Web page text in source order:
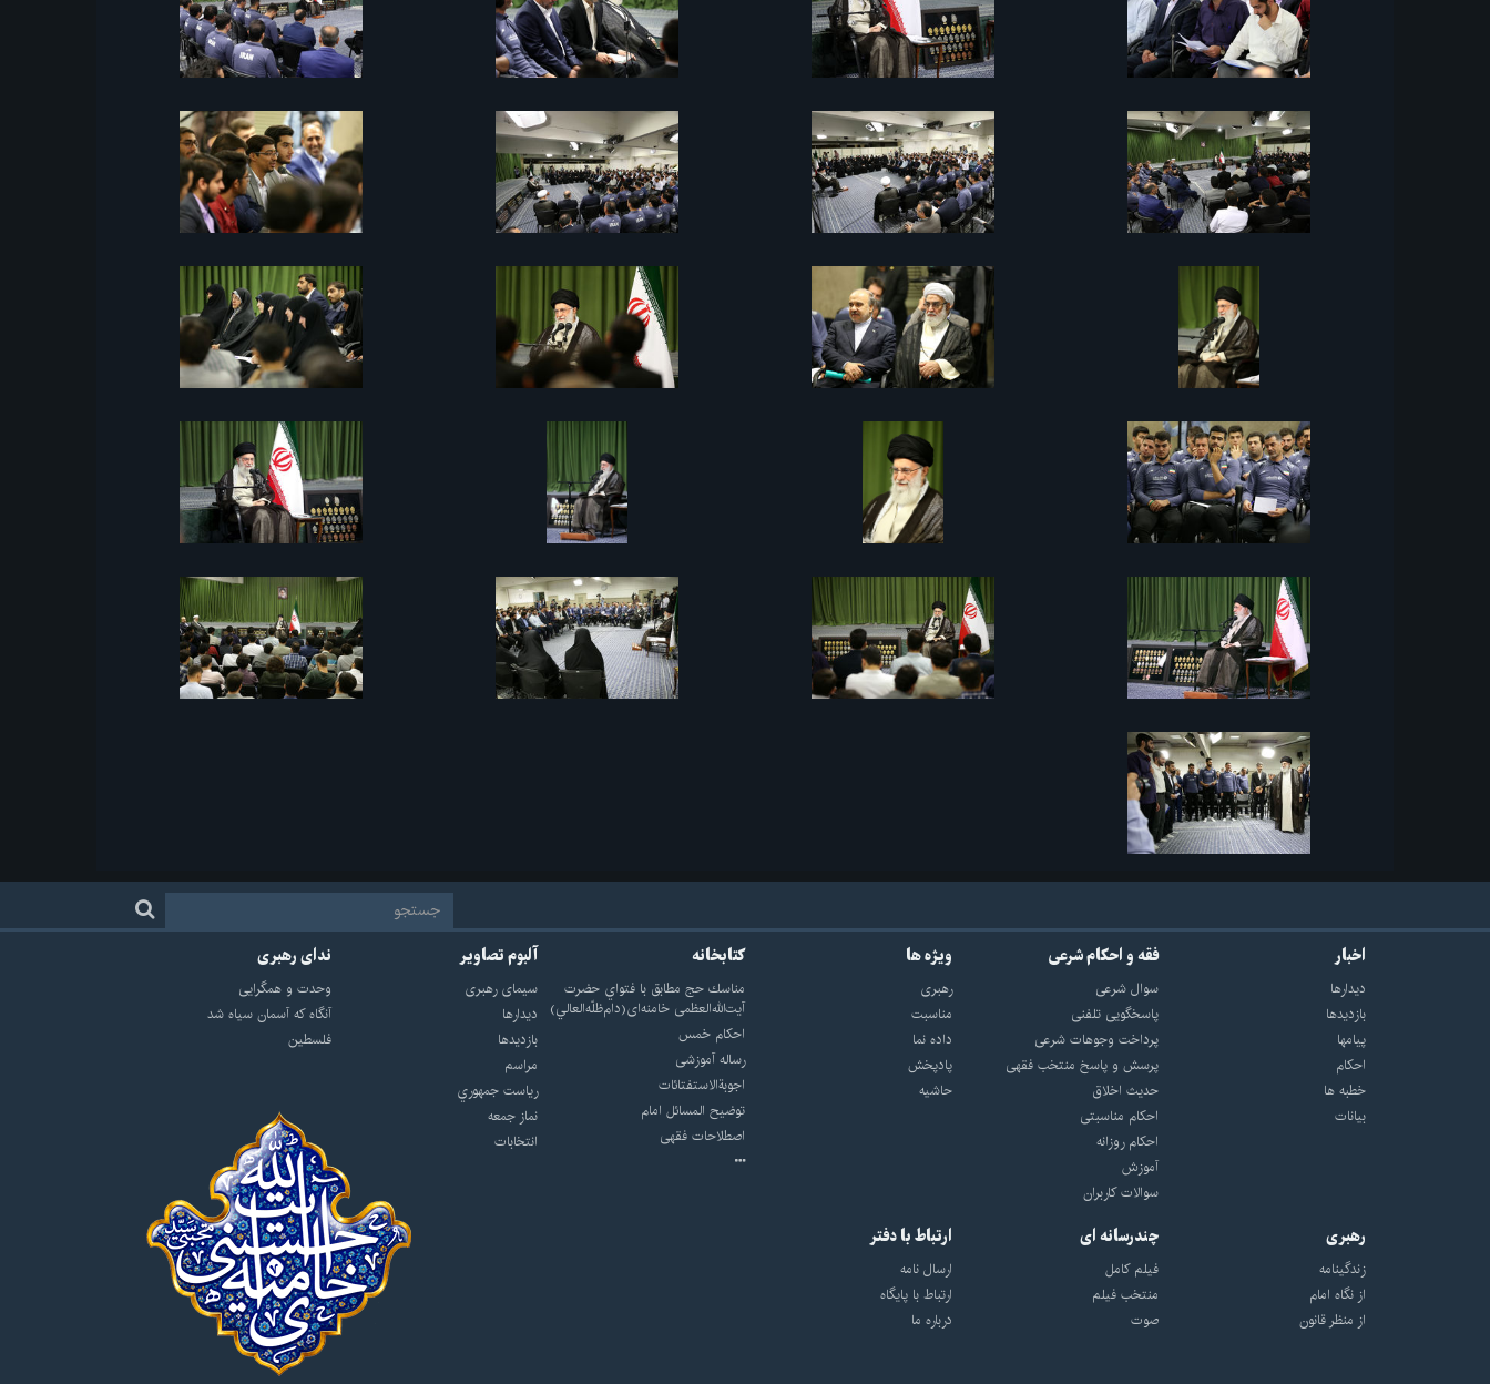
اخبار
دیدارها
بازديدها
پيامها
احكام
خطبه ها
بیانات
فقه و احکام شرعی
سوال شرعی
پاسخگویی تلفنی
پرداخت وجوهات شرعی
پرسش و پاسخ منتخب فقهی
حدیث اخلاق
احکام مناسبتی
احکام روزانه
آموزش
سوالات کاربران
ویژه ها
رهبری
مناسبت
داده نما
پادپخش
حاشیه
کتابخانه
مناسك حج مطابق با فتواي حضرت
آيت‌الله‌العظمى خامنه‌اى(دام‌ظلّه‌العالي)
احکام خمس
رساله آموزشی
اجوبة‌الاستفتائات
توضيح المسائل امام
اصطلاحات فقهى
آلبوم تصاویر
سيماى رهبرى
ديدارها
بازديدها
مراسم
رياست جمهوري
نماز جمعه
انتخابات
ندای رهبری
وحدت و همگرایی
آنگاه که آسمان سیاه شد
فلسطین
رهبری
زندگینامه
از نگاه امام
از منظر قانون
چندرسانه ای
فیلم کامل
منتخب فیلم
صوت
ارتباط با دفتر
ارسال نامه
ارتباط با پایگاه
درباره ما